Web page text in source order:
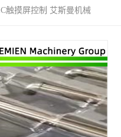
触摸屏控制 艾斯曼机械